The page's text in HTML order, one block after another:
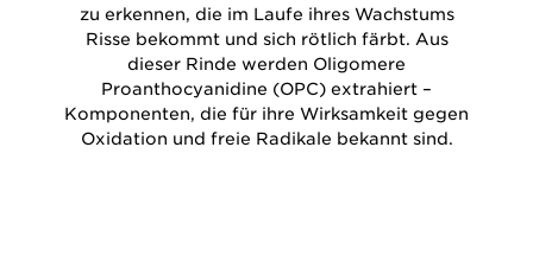
zu erkennen, die im Laufe ihres Wachstums
Risse bekommt und sich rötlich färbt. Aus
dieser Rinde werden Oligomere
Proanthocyanidine (OPC) extrahiert –
Komponenten, die für ihre Wirksamkeit gegen
Oxidation und freie Radikale bekannt sind.